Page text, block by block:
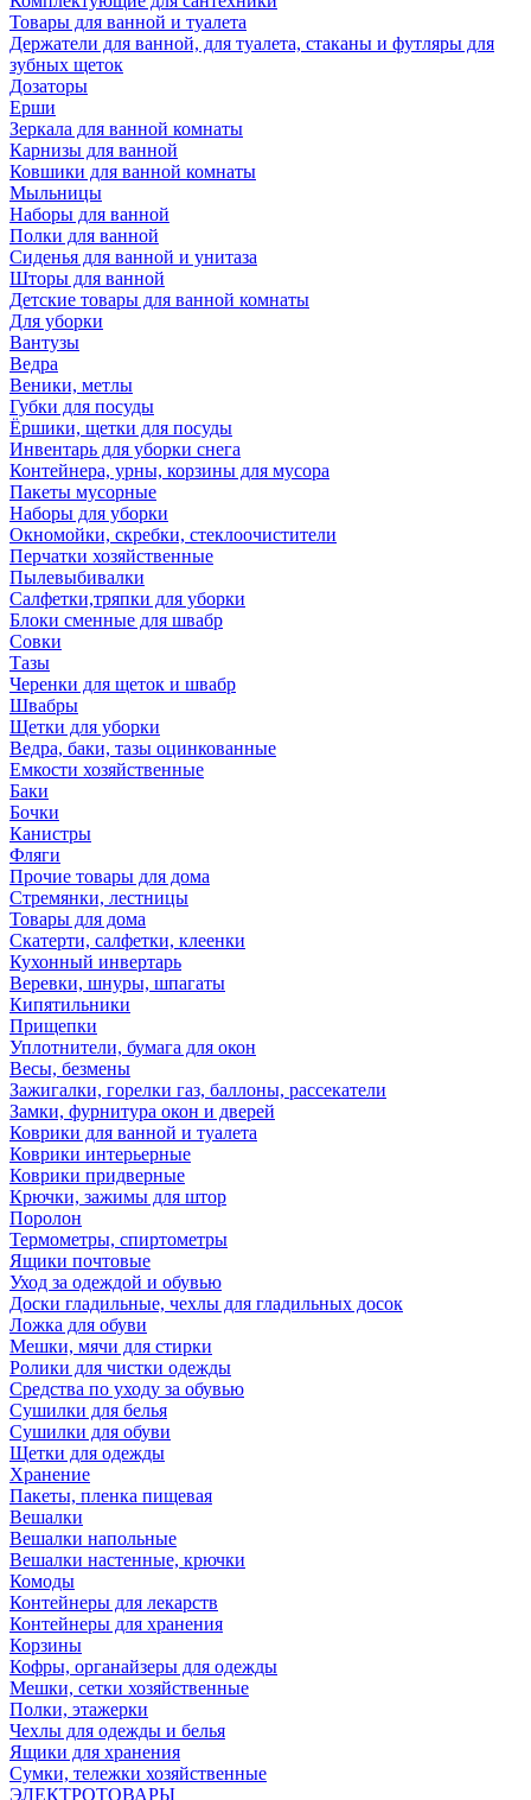
Товары для ванной и туалета
Держатели для ванной, для туалета, стаканы и футляры для
зубных щеток
Дозаторы
Ерши
Зеркала для ванной комнаты
Карнизы для ванной
Ковшики для ванной комнаты
Мыльницы
Наборы для ванной
Полки для ванной
Сиденья для ванной и унитаза
Шторы для ванной
Детские товары для ванной комнаты
Для уборки
Вантузы
Ведра
Веники, метлы
Губки для посуды
Ёршики, щетки для посуды
Инвентарь для уборки снега
Контейнера, урны, корзины для мусора
Пакеты мусорные
Наборы для уборки
Окномойки, скребки, стеклоочистители
Перчатки хозяйственные
Пылевыбивалки
Салфетки,тряпки для уборки
Блоки сменные для швабр
Совки
Тазы
Черенки для щеток и швабр
Швабры
Щетки для уборки
Ведра, баки, тазы оцинкованные
Емкости хозяйственные
Баки
Бочки
Канистры
Фляги
Прочие товары для дома
Стремянки, лестницы
Товары для дома
Скатерти, салфетки, клеенки
Кухонный инвертарь
Веревки, шнуры, шпагаты
Кипятильники
Прищепки
Уплотнители, бумага для окон
Весы, безмены
Зажигалки, горелки газ, баллоны, рассекатели
Замки, фурнитура окон и дверей
Коврики для ванной и туалета
Коврики интерьерные
Коврики придверные
Крючки, зажимы для штор
Поролон
Термометры, спиртометры
Ящики почтовые
Уход за одеждой и обувью
Доски гладильные, чехлы для гладильных досок
Ложка для обуви
Мешки, мячи для стирки
Ролики для чистки одежды
Средства по уходу за обувью
Сушилки для белья
Сушилки для обуви
Щетки для одежды
Хранение
Пакеты, пленка пищевая
Вешалки
Вешалки напольные
Вешалки настенные, крючки
Комоды
Контейнеры для лекарств
Контейнеры для хранения
Корзины
Кофры, органайзеры для одежды
Мешки, сетки хозяйственные
Полки, этажерки
Чехлы для одежды и белья
Ящики для хранения
Сумки, тележки хозяйственные
ЭЛЕКТРОТОВАРЫ